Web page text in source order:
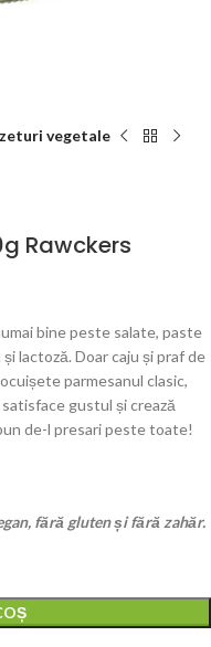
vegetale
Rawckers
bine peste salate, paste
lactoză. Doar caju și praf de
parmesanul clasic,
gustul și crează
de-l presari peste toate!
fără gluten și fără zahăr.